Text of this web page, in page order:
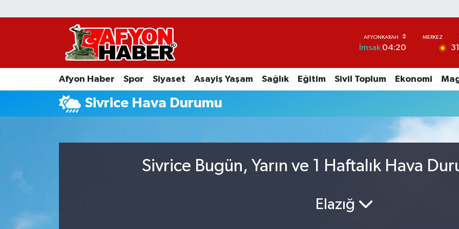
İmsak04:20 31
Afyon Haber Spor Siyaset Asayiş Yaşam Sağlık Eğitim Sivil Toplum Ekonomi
Sivrice Hava Durumu
Sivrice Bugün, Yarın ve 1 Haftalık Hava
Elazığ
Afyon Haber
Spor
Asayiş Yaşam